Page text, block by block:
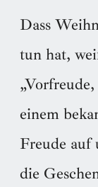
Dass
tun hat,
einem
Freude auf
die